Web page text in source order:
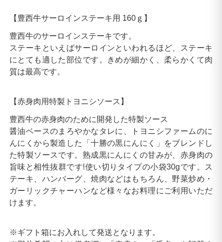
【豊西牛サーロインステーキ用 160ｇ】
豊西牛のサーロインステーキです。
ステーキといえばサーロインといわれるほど、ステーキ
にとても適した部位です。きめが細かく、柔らかくて肉
質は最高です。
【赤身肉用特製トヨニシソース】
豊西牛の赤身肉のために開発した特製ソース
醤油ベースのまろやかなタレに、トヨニシファームのに
んにくから製造した「十勝の黒にんにく」をブレンドし
た特製ソースです。熟成黒にんにくの甘みが、赤身肉の
旨味と相性抜群です!使い切りタイプの小袋30gです。ス
テーキ、ハンバーグ、焼肉などはもちろん、野菜炒め・
ガーリックチャーハンなど様々なお料理にご利用いただ
けます。
※ギフト箱にお入れして発送となります。